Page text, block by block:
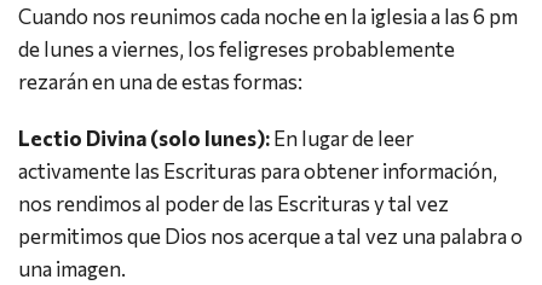
Cuando nos reunimos cada noche en la iglesia a las 6 pm
de lunes a viernes, los feligreses probablemente
rezarán en una de estas formas:
Lectio Divina (solo lunes):En lugar de leer
activamente las Escrituras para obtener información,
nos rendimos al poder de las Escrituras y tal vez
permitimos que Dios nos acerque a tal vez una palabra o
una imagen.